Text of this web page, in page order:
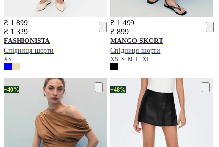
₴ 1 899
₴ 1 329
FASHIONISTA
Спідниця-шорти
XS
₴ 1 499
₴ 899
MANGO SKORT
Спідниця-шорти
XSSMLXL
−40% −48%